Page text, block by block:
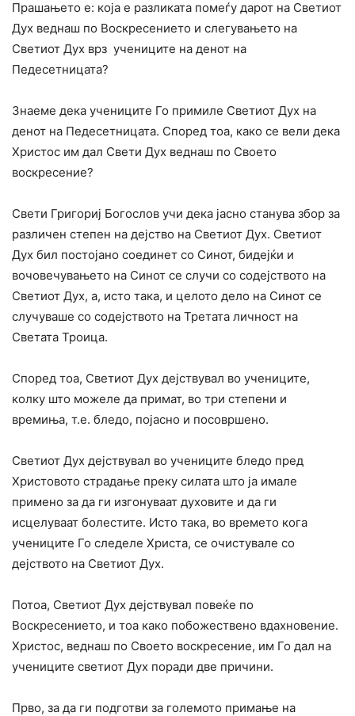
Прашањето е: која е разликата помеѓу дарот на Светиот
Дух веднаш по Воскресението и слегувањето на
Светиот Дух врз учениците на денот на
Педесетницата?
Знаеме дека учениците Го примиле Светиот Дух на
денот на Педесетницата. Според тоа, како се вели дека
Христос им дал Свети Дух веднаш по Своето
воскресение?
Свети Григориј Богослов учи дека јасно станува збор за
различен степен на дејство на Светиот Дух. Светиот
Дух бил постојано соединет co Синот, бидејќи и
вочовечувањето на Синот се случи co содејството на
Светиот Дух, а, исто така, и целото дело на Синот се
случуваше co содејството на Третата личност на
Светата Троица.
Според тоа, Светиот Дух дејствувал во учениците,
колку што можеле да примат, во три степени и
времиња, т.е. бледо, појасно и посовршено.
Светиот Дух дејствувал во учениците бледо пред
Христовото страдање преку силата што ja имале
примено за да ги изгонуваат духовите и да ги
исцелуваат болестите. Исто така, во времето кога
учениците Го следеле Христа, се очистувале co
дејството на Светиот Дух.
Потоа, Светиот Дух дејствувал повеќе по
Воскресението, и тоа како побожествено вдахновение.
Христос, веднаш по Своето воскресение, им Го дал на
учениците светиот Дух поради две причини.
Прво, за да ги подготви за големото примање на